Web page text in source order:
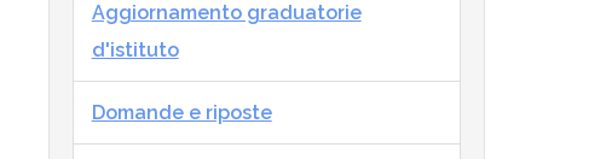
Aggiornamento graduatorie
d'istituto
Domande e riposte